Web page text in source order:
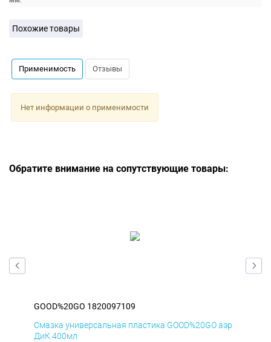
Похожие товары
Применимость Отзывы
Нет информации о применимости
Обратите внимание на сопутствующие товары:
GOOD%20GO 1820097109
Смазка универсальная пластика GOOD%20GO аэр
ДиК 400мл